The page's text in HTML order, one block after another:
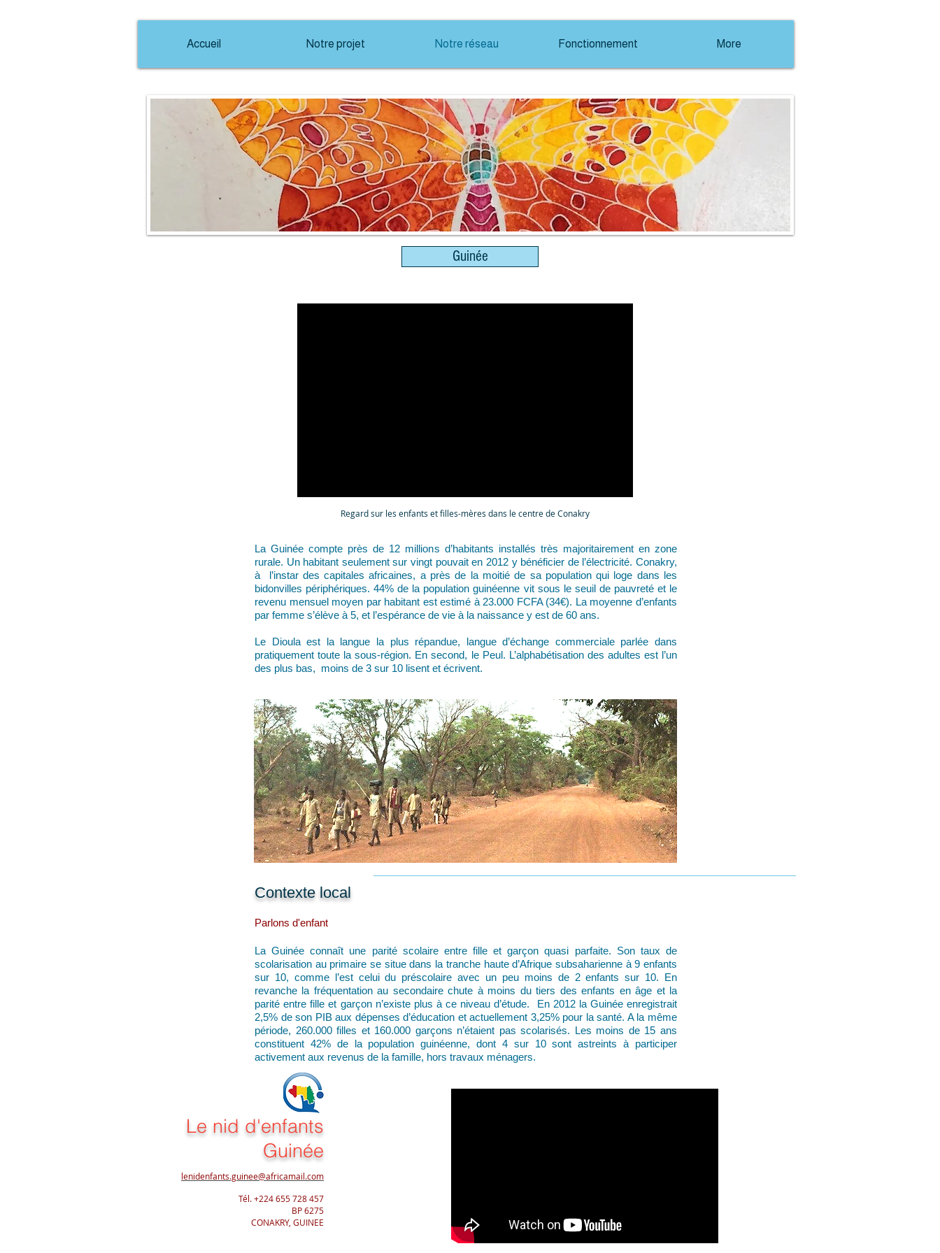
Accueil Notre projet Notre réseau Fonctionnement More
Guinée
Regard sur les enfants et filles-mères dans le centre de Conakry
La Guinée compte près de 12 millions d’habitants installés très majoritairement en zone
rurale. Un habitant seulement sur vingt pouvait en 2012 y bénéficier de l’électricité. Conakry,
à l’instar des capitales africaines, a près de la moitié de sa population qui loge dans les
bidonvilles périphériques. 44% de la population guinéenne vit sous le seuil de pauvreté et le
revenu mensuel moyen par habitant est estimé à 23.000 FCFA (34€). La moyenne d’enfants
par femme s’élève à 5, et l’espérance de vie à la naissance y est de 60 ans.
Le Dioula est la langue la plus répandue, langue d’échange commerciale parlée dans
pratiquement toute la sous-région. En second, le Peul. L’alphabétisation des adultes est l’un
des plus bas, moins de 3 sur 10 lisent et écrivent.
Contexte local
Le nid d'enfants
Guinée
lenidenfants.guinee@africamail.com
Tél. +224 655 728 457
BP 6275
CONAKRY, GUINEE
Parlons d'enfant
La Guinée connaît une parité scolaire entre fille et garçon quasi parfaite. Son taux de
scolarisation au primaire se situe dans la tranche haute d’Afrique subsaharienne à 9 enfants
sur 10, comme l’est celui du préscolaire avec un peu moins de 2 enfants sur 10. En
revanche la fréquentation au secondaire chute à moins du tiers des enfants en âge et la
parité entre fille et garçon n’existe plus à ce niveau d’étude. En 2012 la Guinée enregistrait
2,5% de son PIB aux dépenses d’éducation et actuellement 3,25% pour la santé. A la même
période, 260.000 filles et 160.000 garçons n’étaient pas scolarisés. Les moins de 15 ans
constituent 42% de la population guinéenne, dont 4 sur 10 sont astreints à participer
activement aux revenus de la famille, hors travaux ménagers.